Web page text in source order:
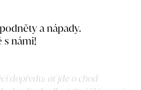
a nápady.
s námi!
dopředu: ať jde o chod